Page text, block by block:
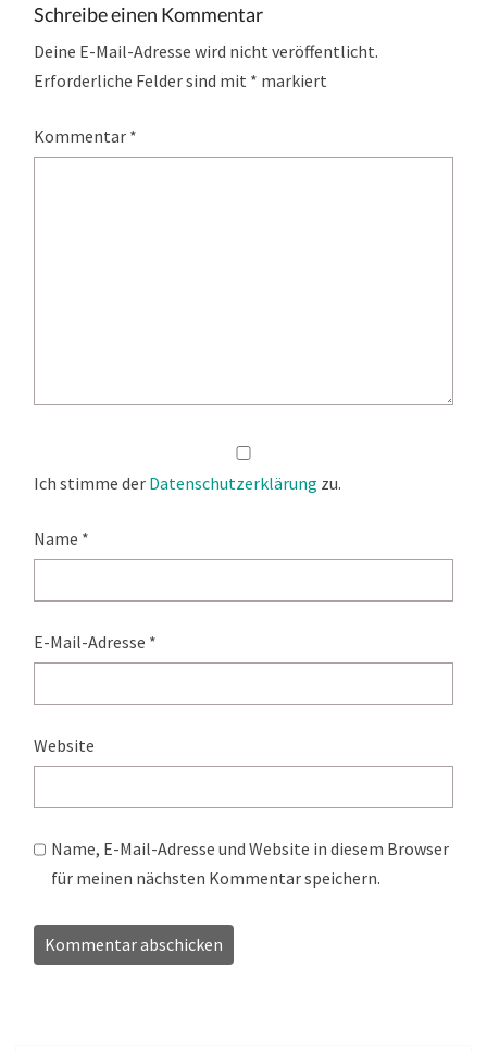
Schreibe einen Kommentar
Deine E-Mail-Adresse wird nicht veröffentlicht.
Erforderliche Felder sind mit * markiert
Kommentar *
Ich stimme der Datenschutzerklärung zu.
Name *
E-Mail-Adresse *
Website
Name, E-Mail-Adresse und Website in diesem Browser
für meinen nächsten Kommentar speichern.